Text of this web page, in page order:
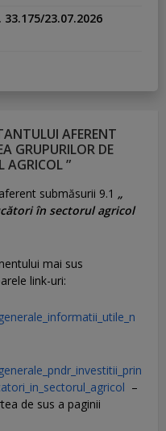
23.07.2026
AFERENT
GRUPURILOR DE
AGRICOL ”
submăsurii 9.1 „
în sectorul agricol
mai sus
link-uri:
–
de sus a paginii